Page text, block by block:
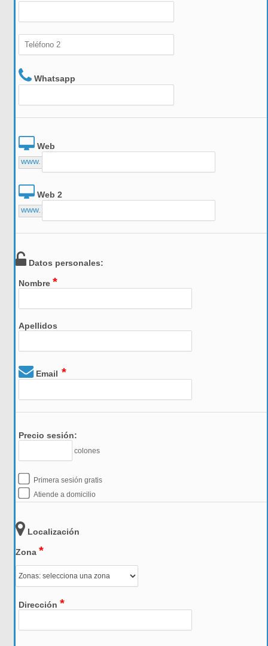
Whatsapp
Web
www.
Web 2
www.
Datos personales:
Nombre*
Apellidos
Email *
Precio sesión:
colones
Primera sesión gratis
Atiende a domicilio
Localización
Zona*
Dirección*